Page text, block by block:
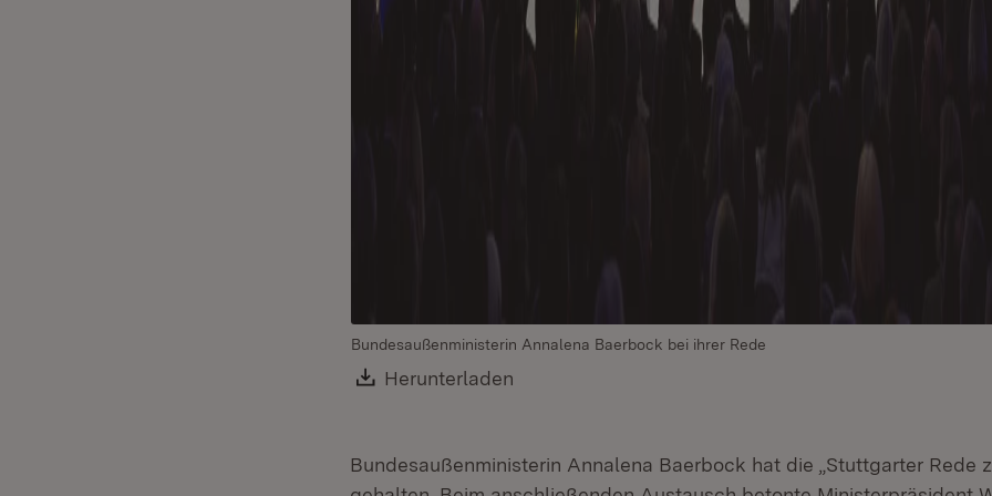
Bundesaußenministerin Annalena Baerbock bei ihrer Rede
Download:
Herunterladen
Bundesaußenministerin Annalena Baerbock hat die „Stuttgarter Rede